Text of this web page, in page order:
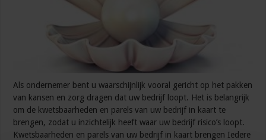
Als ondernemer bent u waarschijnlijk vooral gericht op het pakken
van kansen en zorg dragen dat uw bedrijf loopt. Het is belangrijk
om de kwetsbaarheden en parels van uw bedrijf in kaart te
brengen, zodat u inzichtelijk heeft waar uw bedrijf risico’s loopt.
Kwetsbaarheden en parels van uw bedrijf in kaart brengen Iedere